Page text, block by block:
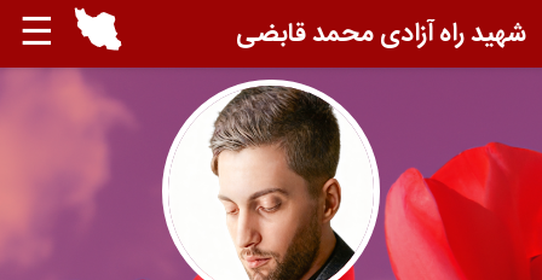
☰ شهید راه آزادی محمد قابضی